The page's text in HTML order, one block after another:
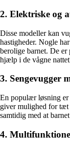
2. Elektriske og
Disse modeller kan
hastigheder. Nogle
berolige barnet. De
hjælp i de vågne
3. Sengevugger
En populær løsning er
giver mulighed for tæt
samtidig med at
4.